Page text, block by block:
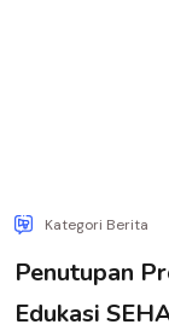
Kategori Berita
Penutupan
Edukasi